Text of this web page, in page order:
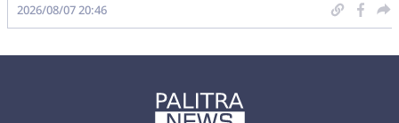
2026/08/07 20:46